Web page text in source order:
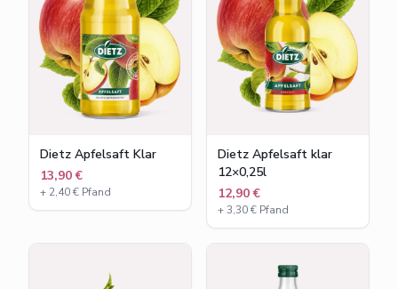
Dietz Apfelsaft Klar
13,90 €
+ 2,40€ Pfand
Dietz Apfelsaft klar
12×0,25l
12,90 €
+3,30€ Pfand